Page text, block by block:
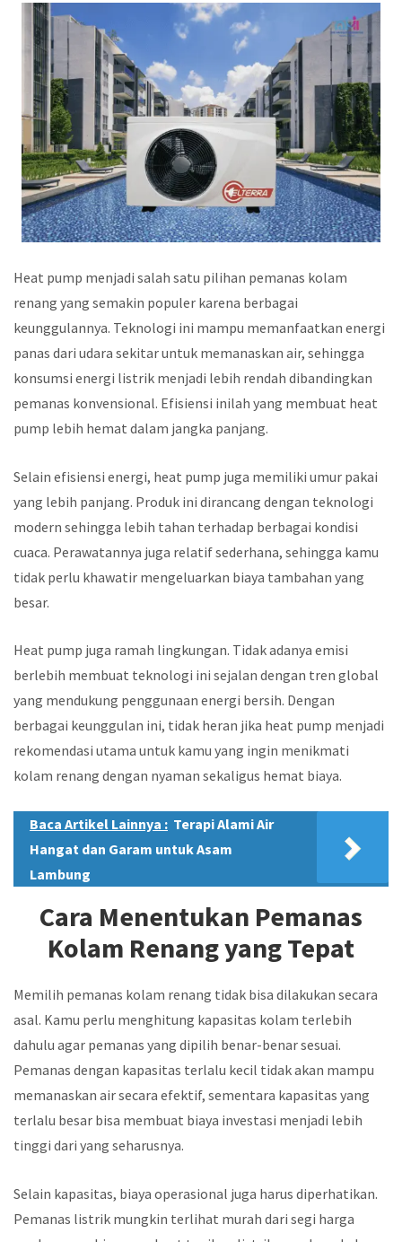
Heat pump menjadi salah satu pilihan pemanas kolam
renang yang semakin populer karena berbagai
keunggulannya. Teknologi ini mampu memanfaatkan energi
panas dari udara sekitar untuk memanaskan air, sehingga
konsumsi energi listrik menjadi lebih rendah dibandingkan
pemanas konvensional. Efisiensi inilah yang membuat heat
pump lebih hemat dalam jangka panjang.
Selain efisiensi energi, heat pump juga memiliki umur pakai
yang lebih panjang. Produk ini dirancang dengan teknologi
modern sehingga lebih tahan terhadap berbagai kondisi
cuaca. Perawatannya juga relatif sederhana, sehingga kamu
tidak perlu khawatir mengeluarkan biaya tambahan yang
besar.
Heat pump juga ramah lingkungan. Tidak adanya emisi
berlebih membuat teknologi ini sejalan dengan tren global
yang mendukung penggunaan energi bersih. Dengan
berbagai keunggulan ini, tidak heran jika heat pump menjadi
rekomendasi utama untuk kamu yang ingin menikmati
kolam renang dengan nyaman sekaligus hemat biaya.
Baca Artikel Lainnya : Terapi Alami Air
Hangat dan Garam untuk Asam
Lambung
Cara Menentukan Pemanas
Kolam Renang yang Tepat
Memilih pemanas kolam renang tidak bisa dilakukan secara
asal. Kamu perlu menghitung kapasitas kolam terlebih
dahulu agar pemanas yang dipilih benar-benar sesuai.
Pemanas dengan kapasitas terlalu kecil tidak akan mampu
memanaskan air secara efektif, sementara kapasitas yang
terlalu besar bisa membuat biaya investasi menjadi lebih
tinggi dari yang seharusnya.
Selain kapasitas, biaya operasional juga harus diperhatikan.
Pemanas listrik mungkin terlihat murah dari segi harga